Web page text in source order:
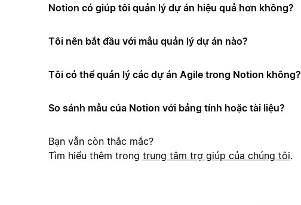
Notion có giúp tôi quản lý dự án hiệu quả hơn không?
Tôi nên bắt đầu với mẫu quản lý dự án nào?
Tôi có thể quản lý các dự án Agile trong Notion không?
So sánh mẫu của Notion với bảng tính hoặc tài liệu?
Bạn vẫn còn thắc mắc?
Tìm hiểu thêm trong trung tâm trợ giúp của chúng tôi.